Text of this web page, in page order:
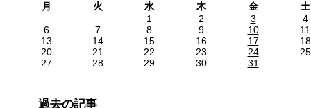
月 火 水 木 金
土
1
2 3
4
6
7 8 9 10
11
13
14 15 16 17
18
20
21 22 23 24
25
27
28 29 30 31
過去の記事